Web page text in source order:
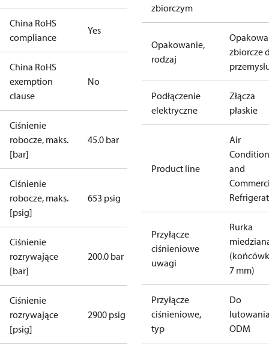
China RoHS
compliance
Yes
China RoHS
exemption
clause
No
Ciśnienie
robocze, maks.
[bar]
45.0 bar
Ciśnienie
robocze, maks.
[psig]
653 psig
Ciśnienie
rozrywające
[bar]
200.0 bar
Ciśnienie
rozrywające
[psig]
2900 psig
zbiorczym
Opakowanie,
rodzaj
zbiorcze
Podłączenie
elektryczne
Złącza
płaskie
Product line
Air
and
Przyłącze
ciśnieniowe
uwagi
Rurka
7 mm)
Przyłącze
ciśnieniowe,
typ
Do
ODM